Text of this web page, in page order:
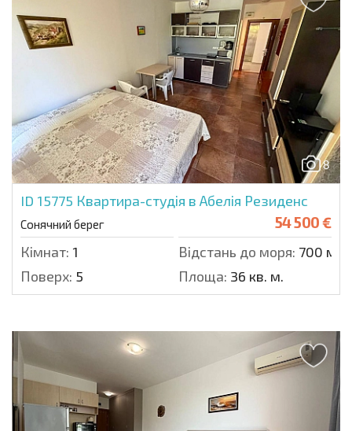
8
ID 15775 Квартира-студія в Абелія Резиденс
Сонячний берег 54 500 €
Кімнат: 1 Відстань до моря: 700 м.
Поверх: 5 Площа: 36 кв. м.